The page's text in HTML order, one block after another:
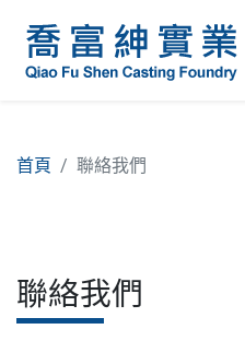
首頁 聯絡我們
聯絡我們